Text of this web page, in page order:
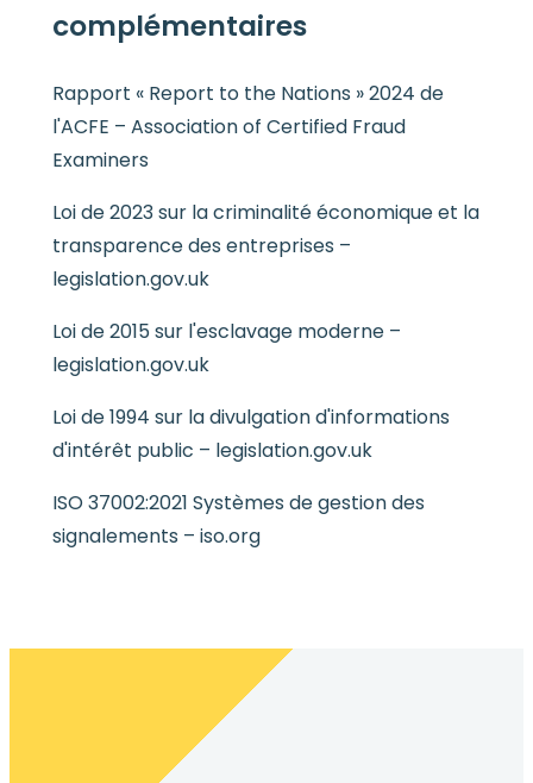
complémentaires
Rapport « Report to the Nations » 2024 de
l'ACFE – Association of Certified Fraud
Examiners
Loi de 2023 sur la criminalité économique et la
transparence des entreprises –
legislation.gov.uk
Loi de 2015 sur l'esclavage moderne –
legislation.gov.uk
Loi de 1994 sur la divulgation d'informations
d'intérêt public – legislation.gov.uk
ISO 37002:2021 Systèmes de gestion des
signalements – iso.org